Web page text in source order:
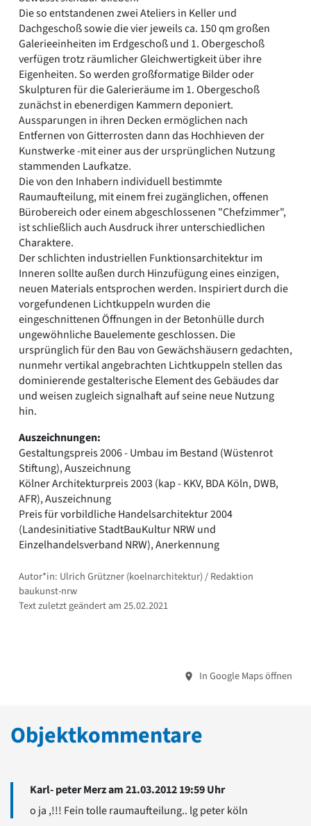
Die so entstandenen zwei Ateliers in Keller und
Dachgeschoß sowie die vier jeweils ca. 150 qm großen
Galerieeinheiten im Erdgeschoß und 1. Obergeschoß
verfügen trotz räumlicher Gleichwertigkeit über ihre
Eigenheiten. So werden großformatige Bilder oder
Skulpturen für die Galerieräume im 1. Obergeschoß
zunächst in ebenerdigen Kammern deponiert.
Aussparungen in ihren Decken ermöglichen nach
Entfernen von Gitterrosten dann das Hochhieven der
Kunstwerke -mit einer aus der ursprünglichen Nutzung
stammenden Laufkatze.
Die von den Inhabern individuell bestimmte
Raumaufteilung, mit einem frei zugänglichen, offenen
Bürobereich oder einem abgeschlossenen "Chefzimmer",
ist schließlich auch Ausdruck ihrer unterschiedlichen
Charaktere.
Der schlichten industriellen Funktionsarchitektur im
Inneren sollte außen durch Hinzufügung eines einzigen,
neuen Materials entsprochen werden. Inspiriert durch die
vorgefundenen Lichtkuppeln wurden die
eingeschnittenen Öffnungen in der Betonhülle durch
ungewöhnliche Bauelemente geschlossen. Die
ursprünglich für den Bau von Gewächshäusern gedachten,
nunmehr vertikal angebrachten Lichtkuppeln stellen das
dominierende gestalterische Element des Gebäudes dar
und weisen zugleich signalhaft auf seine neue Nutzung
hin.
Auszeichnungen:
Gestaltungspreis 2006 - Umbau im Bestand (Wüstenrot
Stiftung), Auszeichnung
Kölner Architekturpreis 2003 (kap - KKV, BDA Köln, DWB,
AFR), Auszeichnung
Preis für vorbildliche Handelsarchitektur 2004
(Landesinitiative StadtBauKultur NRW und
Einzelhandelsverband NRW), Anerkennung
Autor*in: Ulrich Grützner (koelnarchitektur) / Redaktion
baukunst-nrw
Text zuletzt geändert am 25.02.2021
In Google Maps öffnen
Objektkommentare
Karl- peter Merz am 21.03.2012 19:59 Uhr
o ja ,!!! Fein tolle raumaufteilung.. lg peter köln